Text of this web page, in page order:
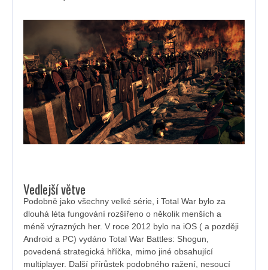
Vedlejší větve
Podobně jako všechny velké série, i Total War bylo za
dlouhá léta fungování rozšířeno o několik menších a
méně výrazných her. V roce 2012 bylo na iOS ( a později
Android a PC) vydáno Total War Battles: Shogun,
povedená strategická hříčka, mimo jiné obsahující
multiplayer. Další přírůstek podobného ražení, nesoucí